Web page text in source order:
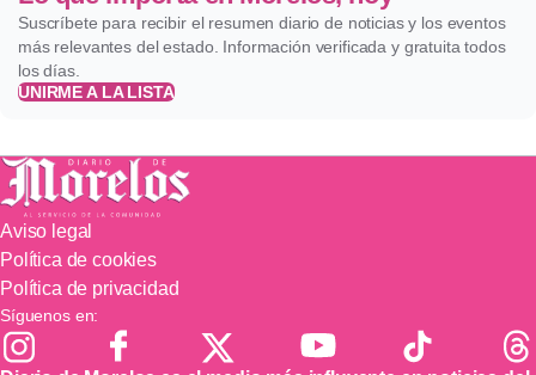
Suscríbete para recibir el resumen diario de noticias y los eventos
más relevantes del estado. Información verificada y gratuita todos
los días.
UNIRME A LA LISTA
Aviso legal
Política de cookies
Política de privacidad
Síguenos en: